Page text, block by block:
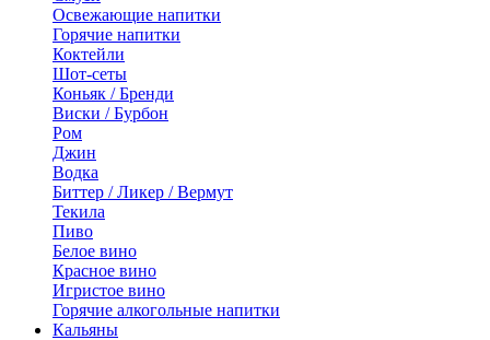
Освежающие напитки
Горячие напитки
Коктейли
Шот-сеты
Коньяк / Бренди
Виски / Бурбон
Ром
Джин
Водка
Биттер / Ликер / Вермут
Текила
Пиво
Белое вино
Красное вино
Игристое вино
Горячие алкогольные напитки
Кальяны